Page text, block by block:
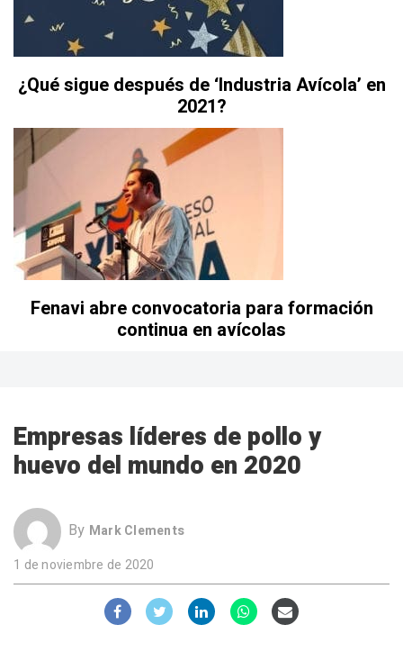
¿Qué sigue después de ‘Industria Avícola’ en
2021?
Fenavi abre convocatoria para formación
continua en avícolas
Empresas líderes de pollo y
huevo del mundo en 2020
By Mark Clements
1 de noviembre de 2020